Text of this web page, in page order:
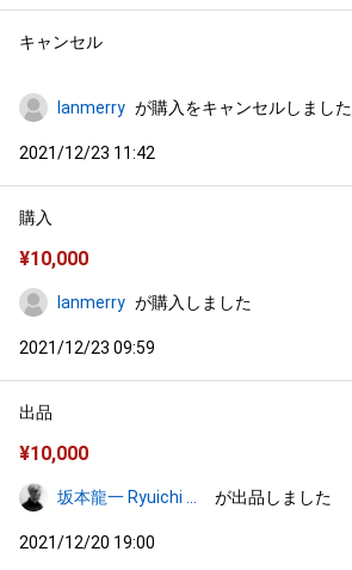
キャンセル
lanmerry が購入をキャンセルしました
2021/12/23 11:42
購入
¥10,000
lanmerry が購入しました
2021/12/23 09:59
出品
¥10,000
が出品しました
2021/12/20 19:00